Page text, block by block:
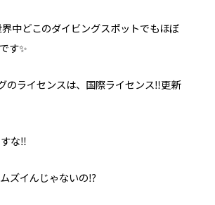
中どこのダイビングスポットでもほぼ
す✨
のライセンスは、国際ライセンス‼️更新
な‼️
ズイんじゃないの⁉️